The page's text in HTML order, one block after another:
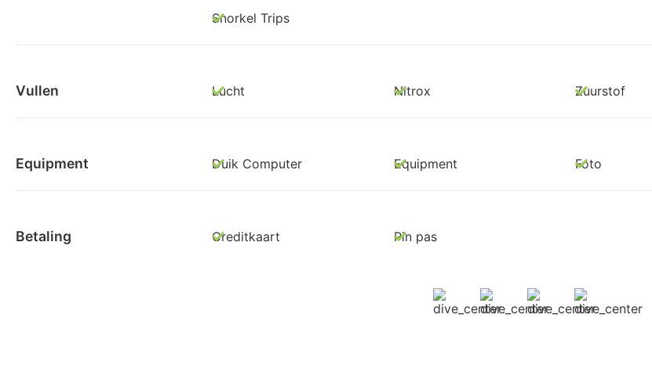
Snorkel Trips
Vullen Lucht Nitrox Zuurstof
Equipment Duik Computer Equipment Foto
Betaling Creditkaart Pin pas